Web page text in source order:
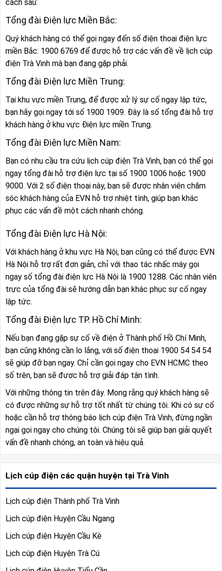
cách sau:
Tổng đài Điện lực Miền Bắc:
Quý khách hàng có thể gọi ngay đến số điện thoại điện lực
miền Bắc: 1900 6769 để được hỗ trợ các vấn đề về lịch cúp
điện Trà Vinh mà bạn đang gặp phải.
Tổng đài Điện lực Miền Trung:
Tại khu vực miền Trung, để được xử lý sự cố ngay lập tức,
bạn hãy gọi ngay tới số 1900 1909. Đây là số tổng đài hỗ trợ
khách hàng ở khu vực Điện lực miền Trung.
Tổng đài Điện lực Miền Nam:
Bạn có nhu cầu tra cứu lịch cúp điện Trà Vinh, bạn có thể gọi
ngay tổng đài hỗ trợ điện lực tại số 1900 1006 hoặc 1900
9000. Với 2 số điện thoại này, bạn sẽ được nhân viên chăm
sóc khách hàng của EVN hỗ trợ nhiệt tình, giúp bạn khác
phục các vấn đề một cách nhanh chóng.
Tổng đài Điện lực Hà Nội:
Với khách hàng ở khu vực Hà Nội, bạn cũng có thể được EVN
Hà Nội hỗ trợ rất đơn giản, chỉ với thao tác nhấc máy gọi
ngay số tổng đài điện lực Hà Nội là 1900 1288. Các nhân viên
trực của tổng đài sẽ hướng dẫn bạn khác phục sự cố ngay
lập tức.
Tổng đài Điện lực TP. Hồ Chí Minh:
Nếu bạn đang gặp sự cố về điện ở Thành phố Hồ Chí Minh,
bạn cũng không cần lo lắng, với số điện thoại 1900 54 54 54
sẽ giúp đỡ bạn ngay. Chỉ cần gọi ngay cho EVN HCMC theo
số trên, bạn sẽ được hỗ trợ giải đáp tận tình.
Với những thông tin trên đây. Mong rằng quý khách hàng sẽ
có được những sự hỗ trợ tốt nhất từ chúng tôi. Khi có sự cố
hoặc cần hỗ trợ thông báo lịch cúp điện Trà Vinh, đừng ngần
ngại gọi ngay cho chúng tôi. Chúng tôi sẽ giúp bạn giải quyết
vấn đề nhanh chóng, an toàn và hiệu quả.
Lịch cúp điện các quận huyện tại Trà Vinh
Lịch cúp điện Thành phố Trà Vinh
Lịch cúp điện Huyện Cầu Ngang
Lịch cúp điện Huyện Cầu Kè
Lịch cúp điện Huyện Trà Cú